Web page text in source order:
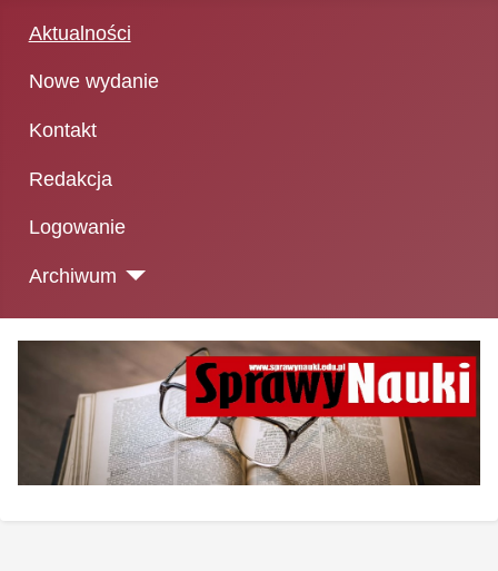
Aktualności
Nowe wydanie
Kontakt
Redakcja
Logowanie
Archiwum